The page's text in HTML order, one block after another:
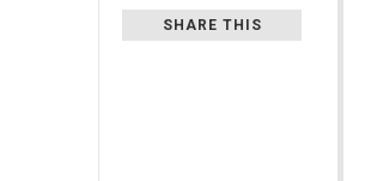
SHARE THIS